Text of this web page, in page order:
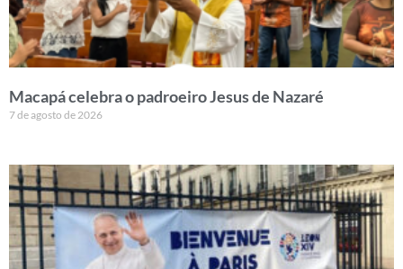
Macapá celebra o padroeiro Jesus de Nazaré
7 de agosto de 2026